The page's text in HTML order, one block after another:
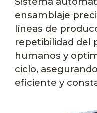
ensamblaje
líneas de
repetibilidad del
humanos y
ciclo,
eficiente y